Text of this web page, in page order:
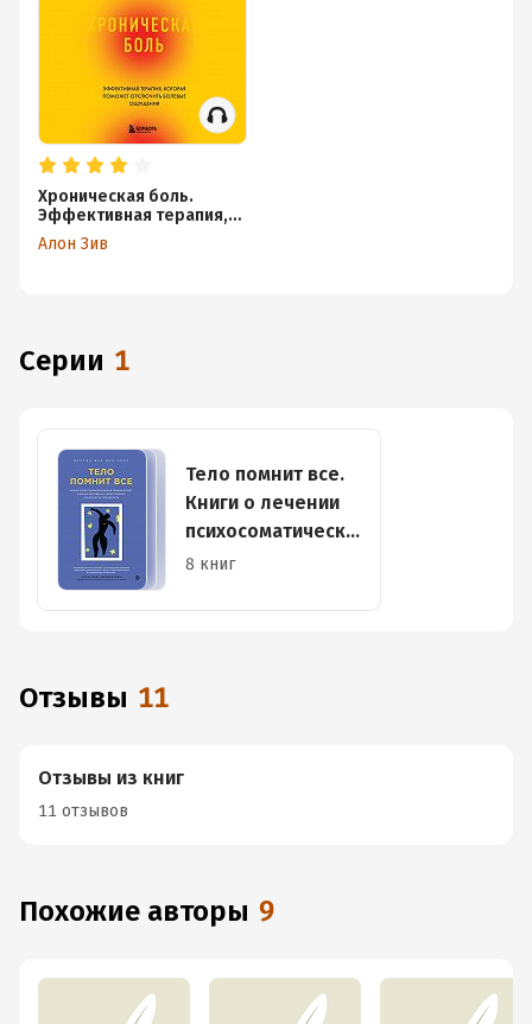
Хроническая боль.
Эффективная терапия,
которая поможет
отключить болевые
Алон Зив
Серии 1
Тело помнит все.
Книги о лечении
психосоматических
болезней и
8 книг
Отзывы 11
Отзывы из книг
11 отзывов
Похожие авторы 9